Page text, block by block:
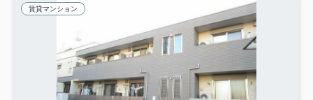
賃貸マンション